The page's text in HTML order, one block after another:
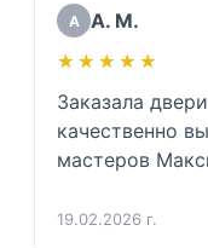
вежлива и
дела. Очень
(Для
физике
металлов и
да и просто
А А. М.
★★★★★
★★★★★
Заказала
качественно
мастеров
19.02.2026 г.